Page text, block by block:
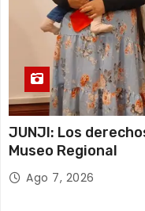
JUNJI: Los
Museo Regional
Ago 7, 2026